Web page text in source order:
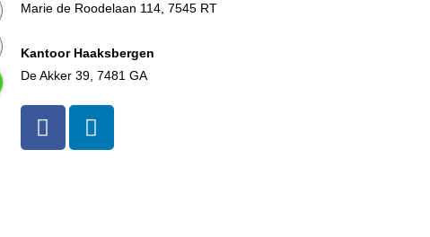
Marie de Roodelaan 114, 7545 RT
Kantoor Haaksbergen
De Akker 39, 7481 GA